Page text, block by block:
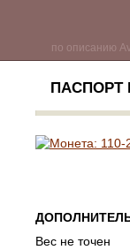
по описанию
ПАСПОРТ
Вес не точен